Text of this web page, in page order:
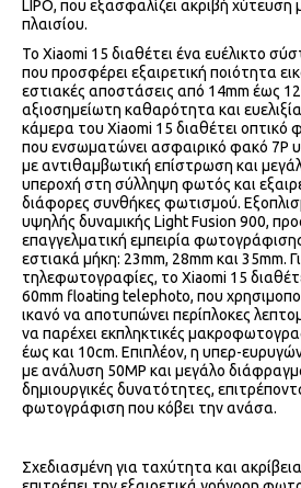
LIPO, που εξασφαλίζει ακριβή
πλαισίου.
Το Xiaomi 15 διαθέτει ένα ευέλικτο
που προσφέρει εξαιρετική ποιότητα
εστιακές αποστάσεις από 14mm έως
αξιοσημείωτη καθαρότητα και
κάμερα του Xiaomi 15 διαθέτει οπτικό
που ενσωματώνει ασφαιρικό φακό 7P
με αντιθαμβωτική επίστρωση και
υπεροχή στη σύλληψη φωτός και
διάφορες συνθήκες φωτισμού.
υψηλής δυναμικής Light Fusion 900,
επαγγελματική εμπειρία
εστιακά μήκη: 23mm, 28mm και 35mm.
τηλεφωτογραφίες, το Xiaomi 15
60mm floating telephoto, που
ικανό να αποτυπώνει περίπλοκες
να παρέχει εκπληκτικές
έως και 10cm. Επιπλέον, η υπερ-
με ανάλυση 50MP και μεγάλο
δημιουργικές δυνατότητες,
φωτογράφιση που κόβει την ανάσα.
Σχεδιασμένη για ταχύτητα και